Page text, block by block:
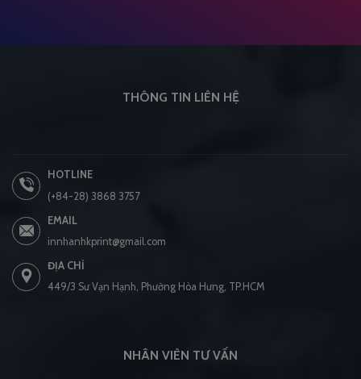
THÔNG TIN LIÊN HỆ
HOTLINE
(+84-28) 3868 3757
EMAIL
innhanhkprint@gmail.com
ĐỊA CHỈ
449/3 Sư Vạn Hạnh, Phường Hòa Hưng, TP.HCM
NHÂN VIÊN TƯ VẤN